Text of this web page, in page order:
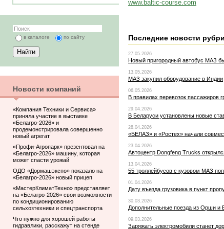
в каталоге по сайту
Новости компаний
«Компания Техники и Сервиса»
приняла участие в выставке
«Белагро-2026» и
продемонстрировала совершенно
новый агрегат
«Профи-Агропарк» презентовал на
«Белагро-2026» машину, которая
может спасти урожай
ОДО «Дормашэкспо» показало на
«Белагро-2026» новый прицеп
«МастерКлиматТехно» представляет
на «Белагро-2026» свои возможности
по кондиционированию
сельхозтехники и спецтранспорта
Что нужно для хорошей работы
гидравлики, расскажут на стенде
www.baltic-course.com
Последние новости
27.05.2026
Новый пригородный автобус МАЗ
13.05.2026
МАЗ закупил оборудование в Индии
06.05.2026
В правилах перевозок пассажиров
29.04.2026
В Беларуси установлены новые
28.04.2026
«БЕЛАЗ» и «Ростех» начали
23.04.2026
Автоцентр Dongfeng Trucks
13.04.2026
55 троллейбусов с кузовом МАЗ
01.04.2026
Дату въезда грузовика в пункт
30.03.2026
Дополнительные поезда из Орши и
09.03.2026
Заряжать электромобили станет